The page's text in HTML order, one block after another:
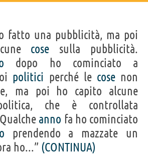
fatto una pubblicità, ma poi
cose sulla pubblicità.
dopo ho cominciato a
politici perché le cosenon
ma poi ho capito alcune
che è controllata
anno fa ho cominciato
prendendo a mazzate un
ho...” (CONTINUA)